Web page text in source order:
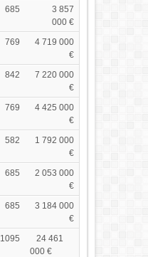
685
3 857
000 €
769
4 719 000
€
842
7 220 000
€
769
4 425 000
€
582
1 792 000
€
685
2 053 000
€
685
3 184 000
€
1095
24 461
000 €